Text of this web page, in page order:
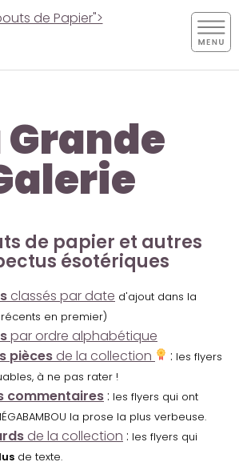
de Papier">
Grande
de papier et autres
ésotériques
classés par date d'ajout dans la
en premier)
par ordre alphabétique
pièces de la collection : les flyers
à ne pas rater !
commentaires : les flyers qui ont
la prose la plus verbeuse.
de la collection : les flyers qui
de texte.